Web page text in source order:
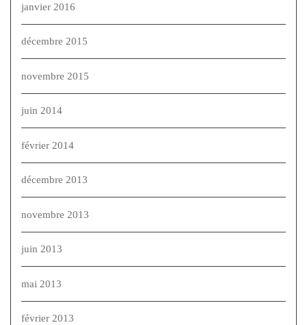
janvier 2016
décembre 2015
novembre 2015
juin 2014
février 2014
décembre 2013
novembre 2013
juin 2013
mai 2013
février 2013